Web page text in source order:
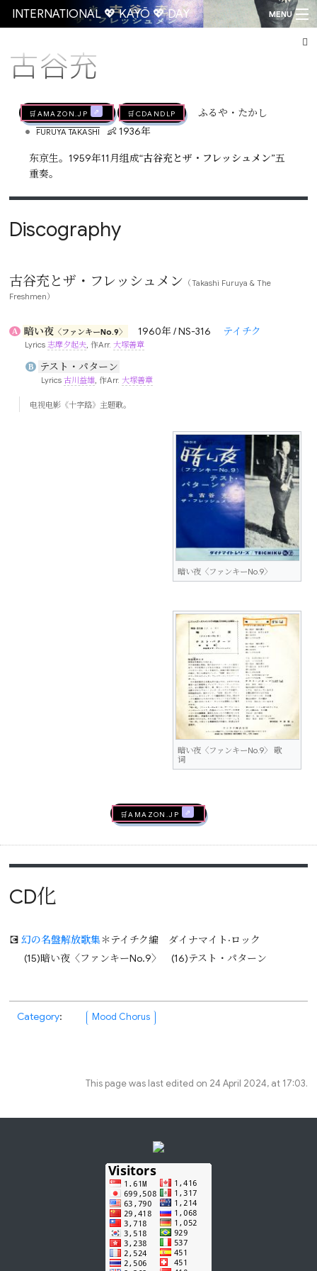
INTERNATIONAL 💖 KAYŌ 💖 DAY MENU
古谷充
🛒AMAZON.jp 🛒CDandLP ふるや・たかし
• FURUYA TAKASHI 👶 1936年
东京生。1959年11月组成“古谷充とザ・フレッシュメン”五
重奏。
Discography
古谷充とザ・フレッシュメン （Takashi Furuya & The
Freshmen）
A 暗い夜 〈ファンキーNo.9〉 1960年 / NS-316 テイチク
Lyrics志摩夕起夫, 作Arr.大塚善章
B テスト・パターン
Lyrics 古川益雄, 作Arr. 大塚善章
电视电影《十字路》主题歌。
暗い夜〈ファンキーNo.9〉
暗い夜〈ファンキーNo.9〉 歌
词
🛒AMAZON.jp
CD化
💽幻の名盤解放歌集＊テイチク編 ダイナマイト·ロック
(15)暗い夜〈ファンキーNo.9〉 (16)テスト・パターン
Category: Mood Chorus
This page was last edited on 24 April 2024, at 17:03.